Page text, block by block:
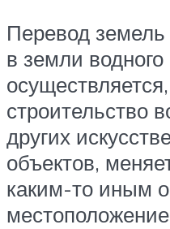
Перевод
в земли
строительство
других
объектов,
каким-то иным